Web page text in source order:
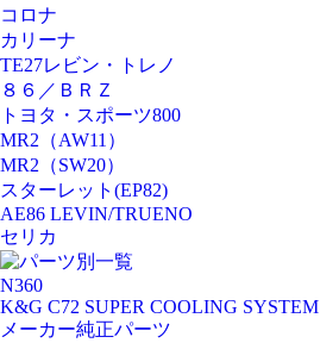
コロナ
カリーナ
TE27レビン・トレノ
８６／ＢＲＺ
トヨタ・スポーツ800
MR2（AW11）
MR2（SW20）
スターレット(EP82)
AE86 LEVIN/TRUENO
セリカ
パーツ別一覧
N360
K&G C72 SUPER COOLING SYSTEM
メーカー純正パーツ